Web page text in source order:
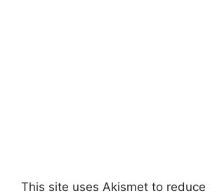
This site uses Akismet to reduce